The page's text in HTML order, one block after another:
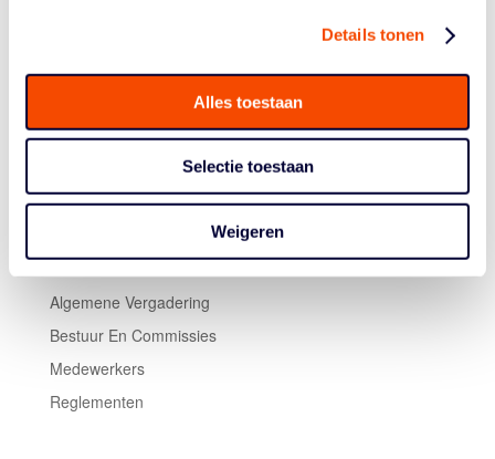
Details tonen
Alles toestaan
Selectie toestaan
Weigeren
Algemene Vergadering
Bestuur En Commissies
Medewerkers
Reglementen